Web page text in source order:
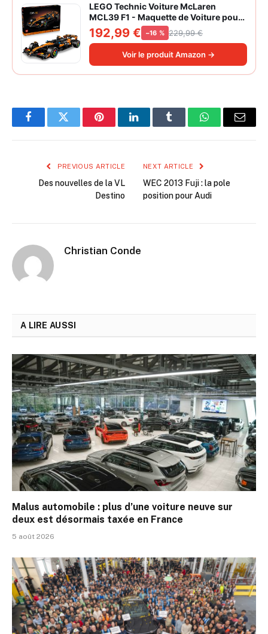
LEGO Technic Voiture McLaren
MCL39 F1 - Maquette de Voiture pour
Adulte - Set de Construction Formule 1
Collector - Moteur V6 & Différentiel -
Idée Cadeau pour Fans de Sport
Automobile 42228
192,99 € −16 % 229,99 €
Voir le produit Amazon →
FacebookTwitter PinterestLinkedInTumblr WhatsAppEmail
PREVIOUS ARTICLE
Des nouvelles de la VL
Destino
NEXT ARTICLE
WEC 2013 Fuji : la pole
position pour Audi
Christian Conde
A LIRE AUSSI
Malus automobile : plus d’une voiture neuve sur
deux est désormais taxée en France
5 août 2026